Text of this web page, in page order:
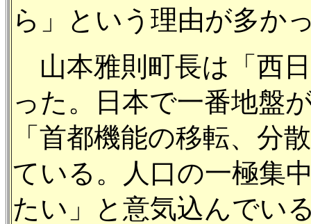
ら」という理由が多か
山本雅則町長は「西
った。日本で一番地盤
「首都機能の移転、分
ている。人口の一極集
たい」と意気込んでい